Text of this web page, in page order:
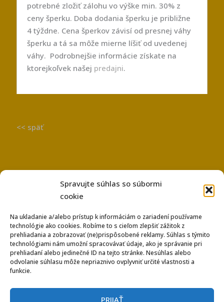
Spravujte súhlas so súbormi
cookie
Na ukladanie a/alebo prístup k informáciám o zariadení používame
technológie ako cookies. Robíme to s cieľom zlepšiť zážitok z
prehliadania a zobrazovať (ne)prispôsobené reklamy. Súhlas s týmito
technológiami nám umožní spracovávať údaje, ako je správanie pri
prehliadaní alebo jedinečné ID na tejto stránke. Nesúhlas alebo
odvolanie súhlasu môže nepriaznivo ovplyvniť určité vlastnosti a
funkcie.
PRIJAŤ
potrebné zložiť zálohu vo výške min. 30% z
ceny šperku. Doba dodania šperku je približne
4 týždne. Cena šperkov závisí od presnej váhy
šperku a tá sa môže mierne líšiť od uvedenej
váhy. Podrobnejšie informácie získate na
ktorejkoľvek našej predajni.
<< späť
Používanie súborov Cookies
Ochrana osobných údajov